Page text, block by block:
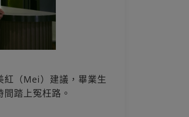
紅（Mei）建議，畢業生
踏上冤枉路。